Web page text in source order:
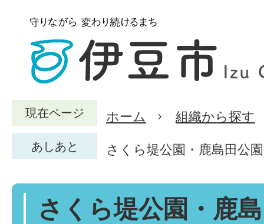
現在ページ ホーム 組織から探す
あしあと さくら堤公園・鹿島田公
さくら堤公園・鹿